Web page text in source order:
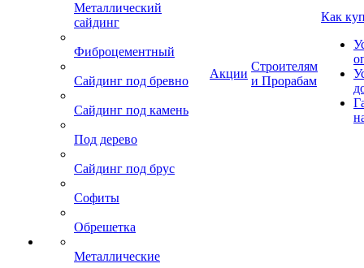
Металлический
сайдинг
Фиброцементный
Сайдинг под бревно
Сайдинг под камень
Под дерево
Сайдинг под брус
Софиты
Обрешетка
Металлические
Акции
Строителям
и Прорабам
Как